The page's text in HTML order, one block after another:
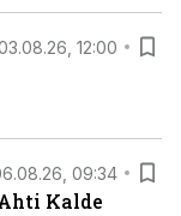
12:00
09:34
Kalde